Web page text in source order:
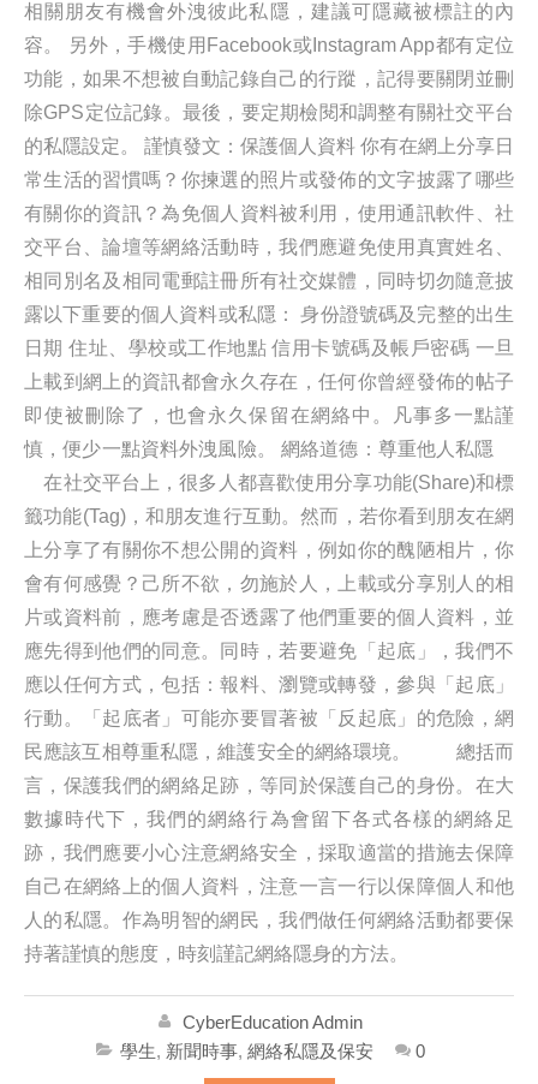
相關朋友有機會外洩彼此私隱，建議可隱藏被標註的內
容。 另外，手機使用Facebook或Instagram App都有定位
功能，如果不想被自動記錄自己的行蹤，記得要關閉並刪
除GPS定位記錄。最後，要定期檢閱和調整有關社交平台
的私隱設定。 謹慎發文：保護個人資料 你有在網上分享日
常生活的習慣嗎？你揀選的照片或發佈的文字披露了哪些
有關你的資訊？為免個人資料被利用，使用通訊軟件、社
交平台、論壇等網絡活動時，我們應避免使用真實姓名、
相同別名及相同電郵註冊所有社交媒體，同時切勿隨意披
露以下重要的個人資料或私隱： 身份證號碼及完整的出生
日期 住址、學校或工作地點 信用卡號碼及帳戶密碼 一旦
上載到網上的資訊都會永久存在，任何你曾經發佈的帖子
即使被刪除了，也會永久保留在網絡中。凡事多一點謹
慎，便少一點資料外洩風險。 網絡道德：尊重他人私隱
在社交平台上，很多人都喜歡使用分享功能(Share)和標
籤功能(Tag)，和朋友進行互動。然而，若你看到朋友在網
上分享了有關你不想公開的資料，例如你的醜陋相片，你
會有何感覺？己所不欲，勿施於人，上載或分享別人的相
片或資料前，應考慮是否透露了他們重要的個人資料，並
應先得到他們的同意。同時，若要避免「起底」，我們不
應以任何方式，包括：報料、瀏覽或轉發，參與「起底」
行動。「起底者」可能亦要冒著被「反起底」的危險，網
民應該互相尊重私隱，維護安全的網絡環境。 總括而
言，保護我們的網絡足跡，等同於保護自己的身份。在大
數據時代下，我們的網絡行為會留下各式各樣的網絡足
跡，我們應要小心注意網絡安全，採取適當的措施去保障
自己在網絡上的個人資料，注意一言一行以保障個人和他
人的私隱。作為明智的網民，我們做任何網絡活動都要保
持著謹慎的態度，時刻謹記網絡隱身的方法。
CyberEducation Admin
學生, 新聞時事, 網絡私隱及保安 0